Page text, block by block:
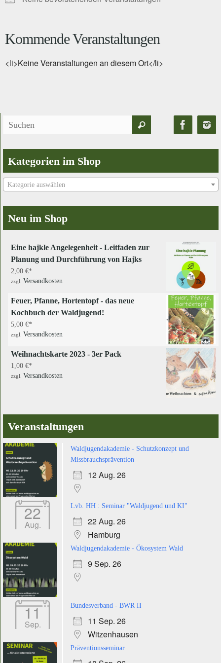
Kommende Veranstaltungen
<li>Keine Veranstaltungen an diesem Ort</li>
Suchen
Kategorien im Shop
Kategorie auswählen
Neu im Shop
Eine hajkle Angelegenheit - Leitfaden zur
Planung und Durchführung von Hajks
2,00 €
zzgl. Versandkosten
Feuer, Pfanne, Hortentopf - das neue
Kochbuch der Waldjugend!
5,00 €
zzgl. Versandkosten
Weihnachtskarte 2023 - 3er Pack
1,00 €
zzgl. Versandkosten
Veranstaltungen
Waldjugendakademie - Schutzkonzept und
Missbrauchsprävention
12 Aug. 26
22
Aug.
Lvb. HH : Seminar "Waldjugend und KI"
22 Aug. 26
Hamburg
Waldjugendakademie - Ökosystem Wald
9 Sep. 26
11
Sep.
Bundesverband - BWR II
11 Sep. 26
Witzenhausen
Präventionsseminar